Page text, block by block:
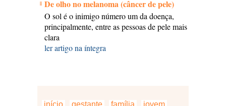
De olho no melanoma (câncer de pele)
O sol é o inimigo número um da doença,
principalmente, entre as pessoas de pele mais
clara
ler artigo na íntegra
início gestante família jovem